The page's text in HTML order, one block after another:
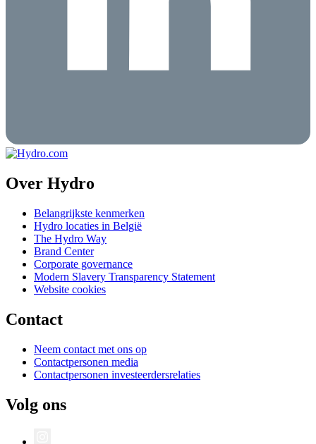
Over Hydro
Belangrijkste kenmerken
Hydro locaties in België
The Hydro Way
Brand Center
Corporate governance
Modern Slavery Transparency Statement
Website cookies
Contact
Neem contact met ons op
Contactpersonen media
Contactpersonen investeerdersrelaties
Volg ons